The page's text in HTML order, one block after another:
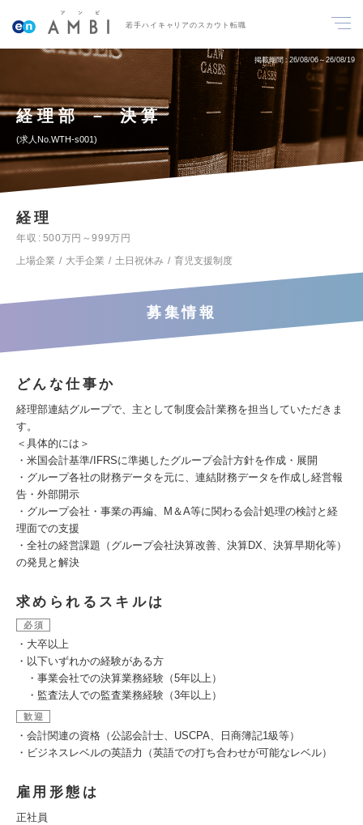
若手ハイキャリアのスカウト転職
掲載期間 26/08/06～26/08/19
経理部 － 決算
求人No.WTH-s001
経理
年収
500万円～999万円
上場企業
大手企業 土日祝休み 育児支援制度
募集情報
どんな仕事か
経理部連結グループで、主として制度会計業務を担当していただきま
す。
＜具体的には＞
・米国会計基準/IFRSに準拠したグループ会計方針を作成・展開
・グループ各社の財務データを元に、連結財務データを作成し経営報
告・外部開示
・グループ会社・事業の再編、M＆A等に関わる会計処理の検討と経
理面での支援
・全社の経営課題（グループ会社決算改善、決算DX、決算早期化等）
の発見と解決
求められるスキルは
必須
・大卒以上
・以下いずれかの経験がある方
・事業会社での決算業務経験（5年以上）
・監査法人での監査業務経験（3年以上）
歓迎
・会計関連の資格（公認会計士、USCPA、日商簿記1級等）
・ビジネスレベルの英語力（英語での打ち合わせが可能なレベル）
雇用形態は
正社員